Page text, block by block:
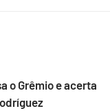
o Grêmio e acerta